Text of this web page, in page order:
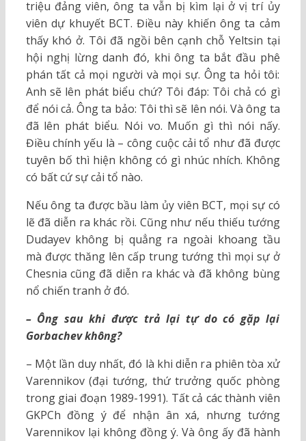
triệu đảng viên, ông ta vẫn bị kìm lại ở vị trí ủy
viên dự khuyết BCT. Điều này khiến ông ta cảm
thấy khó ở. Tôi đã ngồi bên cạnh chỗ Yeltsin tại
hội nghị lừng danh đó, khi ông ta bắt đầu phê
phán tất cả mọi người và mọi sự. Ông ta hỏi tôi:
Anh sẽ lên phát biểu chứ? Tôi đáp: Tôi chả có gì
để nói cả. Ông ta bảo: Tôi thì sẽ lên nói. Và ông ta
đã lên phát biểu. Nói vo. Muốn gì thì nói nấy.
Điều chính yếu là – công cuộc cải tổ như đã được
tuyên bố thì hiện không có gì nhúc nhích. Không
có bất cứ sự cải tổ nào.
Nếu ông ta được bầu làm ủy viên BCT, mọi sự có
lẽ đã diễn ra khác rồi. Cũng như nếu thiếu tướng
Dudayev không bị quẳng ra ngoài khoang tầu
mà được thăng lên cấp trung tướng thì mọi sự ở
Chesnia cũng đã diễn ra khác và đã không bùng
nổ chiến tranh ở đó.
– Ông sau khi được trả lại tự do có gặp lại
Gorbachev không?
– Một lần duy nhất, đó là khi diễn ra phiên tòa xử
Varennikov (đại tướng, thứ trưởng quốc phòng
trong giai đoạn 1989-1991). Tất cả các thành viên
GKPCh đồng ý để nhận ân xá, nhưng tướng
Varennikov lại không đồng ý. Và ông ấy đã hành